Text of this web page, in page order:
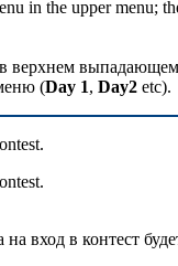
in the upper menu;
в верхнем выпадающем
(Day 1, Day2 etc).
на вход в контест